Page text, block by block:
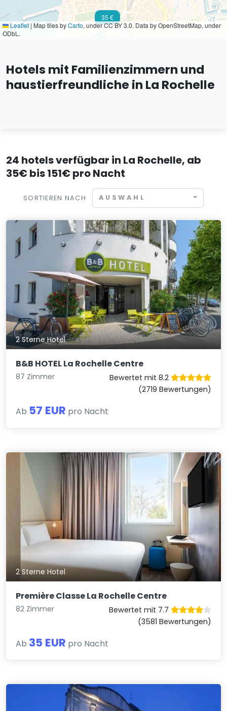
35 €
Leaflet | Map tiles byCarto, under CC BY 3.0. Data by OpenStreetMap, under
ODbL.
Hotels mit Familienzimmern und
haustierfreundliche in La Rochelle
24 hotels verfügbar in La Rochelle, ab
35€ bis 151€ pro Nacht
SORTIEREN NACH AUSWAHL
2 Sterne Hotel
B&B HOTEL La Rochelle Centre
87 Zimmer
Bewertet mit 8.2
(2719 Bewertungen)
Ab 57 EUR pro Nacht
2 Sterne Hotel
Première Classe La Rochelle Centre
82 Zimmer
Bewertet mit 7.7
(3581 Bewertungen)
Ab 35 EUR pro Nacht